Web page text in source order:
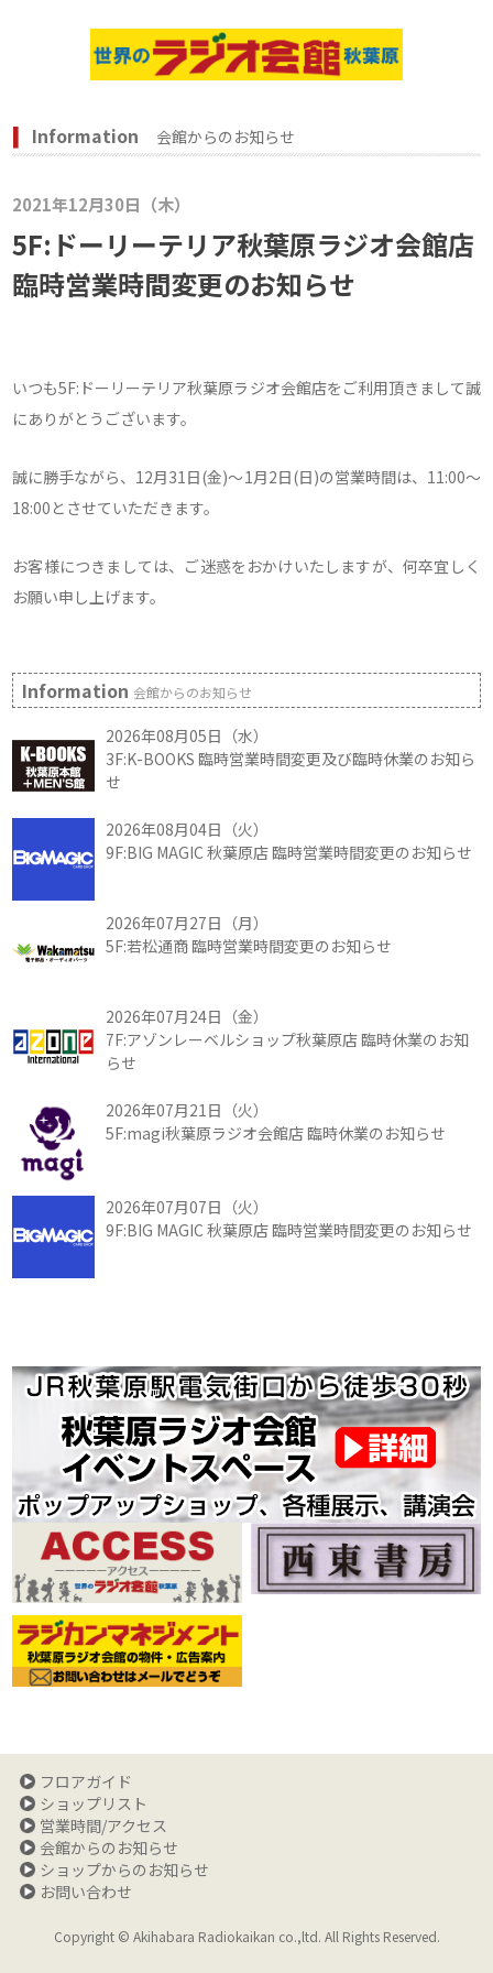
Information 会館からのお知らせ
2021年12月30日（木）
5F:ドーリーテリア秋葉原ラジオ会館店
臨時営業時間変更のお知らせ
いつも5F:ドーリーテリア秋葉原ラジオ会館店をご利用頂きまして誠
にありがとうございます。
誠に勝手ながら、12月31日(金)～1月2日(日)の営業時間は、11:00～
18:00とさせていただきます。
お客様につきましては、ご迷惑をおかけいたしますが、何卒宜しく
お願い申し上げます。
Information会館からのお知らせ
2026年08月05日（水）
3F:K-BOOKS 臨時営業時間変更及び臨時休業のお知ら
せ
2026年08月04日（火）
9F:BIG MAGIC 秋葉原店 臨時営業時間変更のお知らせ
2026年07月27日（月）
5F:若松通商 臨時営業時間変更のお知らせ
2026年07月24日（金）
7F:アゾンレーベルショップ秋葉原店 臨時休業のお知
らせ
2026年07月21日（火）
5F:magi秋葉原ラジオ会館店 臨時休業のお知らせ
2026年07月07日（火）
9F:BIG MAGIC 秋葉原店 臨時営業時間変更のお知らせ
フロアガイド
ショップリスト
営業時間/アクセス
会館からのお知らせ
ショップからのお知らせ
お問い合わせ
Copyright © Akihabara Radiokaikan co.,ltd. All Rights Reserved.